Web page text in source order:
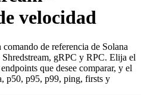
velocidad
comando de referencia de Solana
gRPC y RPC. Elija el
que desee comparar, y el
p50, p95, p99, ping, firsts y